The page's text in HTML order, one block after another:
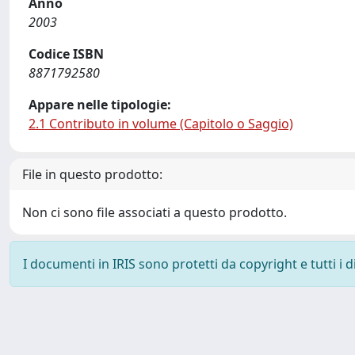
2003
Codice ISBN
8871792580
Appare nelle tipologie:
2.1 Contributo in volume (Capitolo o Saggio)
File in questo prodotto:
Non ci sono file associati a questo prodotto.
I documenti in IRIS sono protetti da copyright e tutti i